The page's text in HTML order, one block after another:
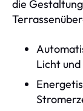
die
Licht